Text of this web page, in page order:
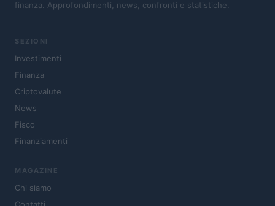
finanza. Approfondimenti, news, confronti e statistiche.
SEZIONI
Investimenti
Finanza
Criptovalute
News
Fisco
Finanziamenti
MAGAZINE
Chi siamo